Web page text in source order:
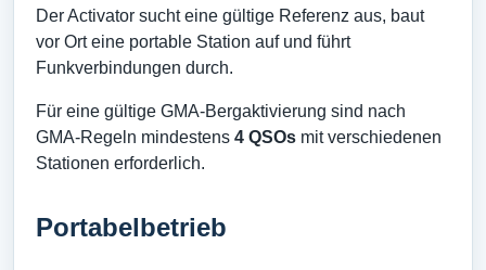
Der Activator sucht eine gültige Referenz aus, baut
vor Ort eine portable Station auf und führt
Funkverbindungen durch.
Für eine gültige GMA-Bergaktivierung sind nach
GMA-Regeln mindestens 4 QSOs mit verschiedenen
Stationen erforderlich.
Portabelbetrieb